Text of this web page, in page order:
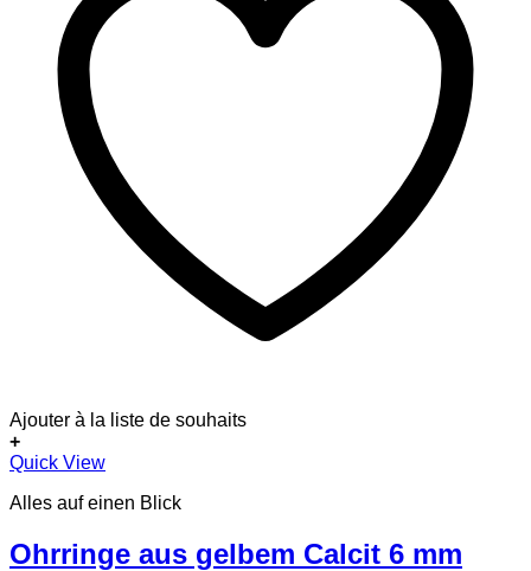
Ajouter à la liste de souhaits
+
Quick View
Alles auf einen Blick
Ohrringe aus gelbem Calcit 6 mm